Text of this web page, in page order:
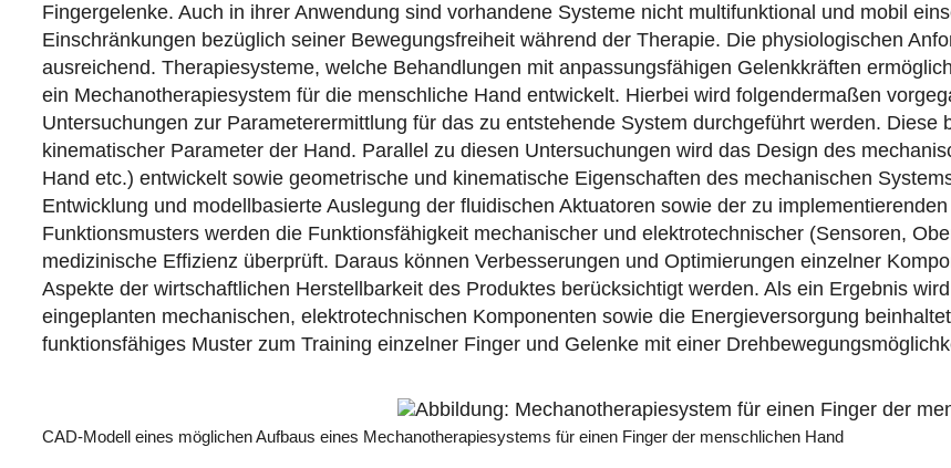
Fingergelenke. Auch in ihrer Anwendung sind vorhandene Systeme nicht multifunktional und mobil
Einschränkungen bezüglich seiner Bewegungsfreiheit während der Therapie. Die physiologischen
ausreichend. Therapiesysteme, welche Behandlungen mit anpassungsfähigen Gelenkkräften
ein Mechanotherapiesystem für die menschliche Hand entwickelt. Hierbei wird folgendermaßen
Untersuchungen zur Parameterermittlung für das zu entstehende System durchgeführt werden. Diese
kinematischer Parameter der Hand. Parallel zu diesen Untersuchungen wird das Design des
Hand etc.) entwickelt sowie geometrische und kinematische Eigenschaften des mechanischen
Entwicklung und modellbasierte Auslegung der fluidischen Aktuatoren sowie der zu
Funktionsmusters werden die Funktionsfähigkeit mechanischer und elektrotechnischer (Sensoren,
medizinische Effizienz überprüft. Daraus können Verbesserungen und Optimierungen einzelner
Aspekte der wirtschaftlichen Herstellbarkeit des Produktes berücksichtigt werden. Als ein Ergebnis
eingeplanten mechanischen, elektrotechnischen Komponenten sowie die Energieversorgung
funktionsfähiges Muster zum Training einzelner Finger und Gelenke mit einer
CAD-Modell eines möglichen Aufbaus eines Mechanotherapiesystems für einen Finger der menschlichen Hand